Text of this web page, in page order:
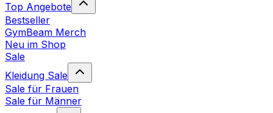
Top Angebote
Bestseller
GymBeam Merch
Neu im Shop
Sale
Kleidung Sale
Sale für Frauen
Sale für Männer